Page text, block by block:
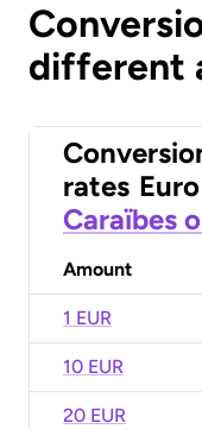
different
rates Euro
Caraïbes
Amount
1 EUR
10 EUR
20 EUR